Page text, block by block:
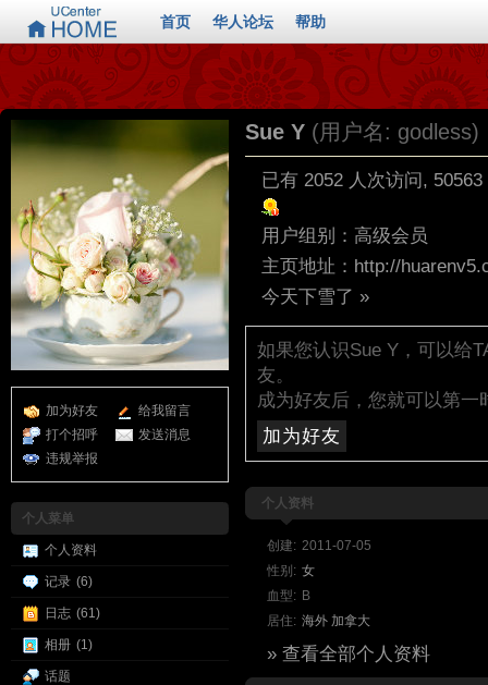
首页 华人论坛 帮助
加为好友
给我留言
打个招呼
发送消息
违规举报
个人菜单
个人资料
记录 (6)
日志 (61)
相册 (1)
话题
Sue Y (用户名: godless)
已有 2052 人次访问,
用户组别： 高级会员
主页地址： http://
今天下雪了 »
如果您认识Sue Y，可以给
友。
成为好友后，您就可以第一
加为好友
个人资料
创建: 2011-07-05
性别: 女
血型: B
居住: 海外 加拿大
» 查看全部个人资料